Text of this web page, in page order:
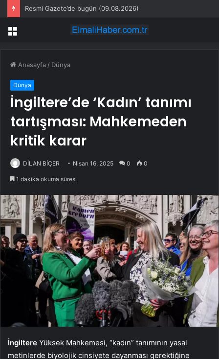
Resmi Gazete’de bugün (09.08.2026)
Menü
Anasayfa / Dünya
Dünya
İngiltere’de ‘Kadın’ tanımı
tartışması: Mahkemeden
kritik karar
DİLAN BİÇER Nisan 16, 2025 0 0
1 dakika okuma süresi
İngiltere Yüksek Mahkemesi, “kadın” tanımının yasal
metinlerde biyolojik cinsiyete dayanması gerektiğine